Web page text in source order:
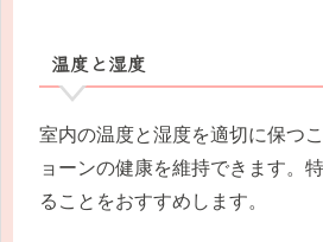
温度と湿度
室内の温度と湿度を適切に保つ
ョーンの健康を維持できます。
ることをおすすめします。